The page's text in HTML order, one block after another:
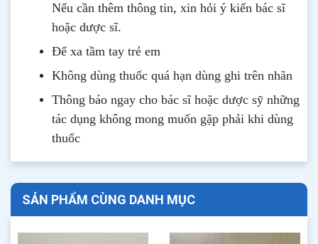
Nếu cần thêm thông tin, xin hỏi ý kiến bác sĩ
hoặc dược sĩ.
Để xa tầm tay trẻ em
Không dùng thuốc quá hạn dùng ghi trên nhãn
Thông báo ngay cho bác sĩ hoặc dược sỹ những
tác dụng không mong muốn gặp phải khi dùng
thuốc
SẢN PHẨM CÙNG DANH MỤC